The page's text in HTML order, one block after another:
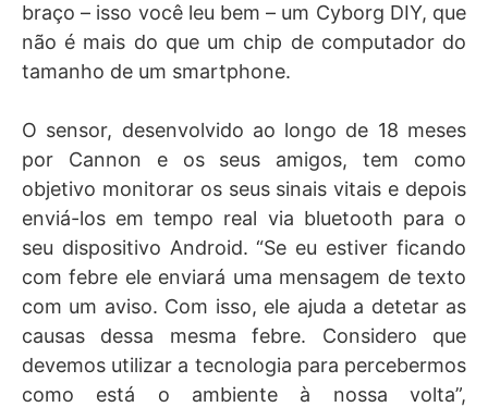
braço – isso você leu bem – um Cyborg DIY, que
não é mais do que um chip de computador do
tamanho de um smartphone.
O sensor, desenvolvido ao longo de 18 meses
por Cannon e os seus amigos, tem como
objetivo monitorar os seus sinais vitais e depois
enviá-los em tempo real via bluetooth para o
seu dispositivo Android. “Se eu estiver ficando
com febre ele enviará uma mensagem de texto
com um aviso. Com isso, ele ajuda a detetar as
causas dessa mesma febre. Considero que
devemos utilizar a tecnologia para percebermos
como está o ambiente à nossa volta”,